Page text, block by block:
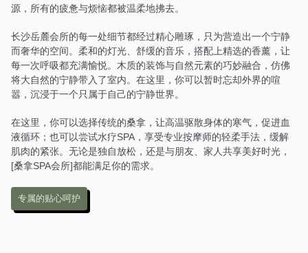
源，所有的疲惫与烦恼都被温柔地拂去。
长沙岳麓会所的每一处细节都经过精心雕琢，只为营造出一个宁静
而奢华的空间。柔和的灯光、舒缓的音乐，搭配上精选的香薰，让
每一次呼吸都充满愉悦。木质的装饰与自然元素的巧妙融合，仿佛
将大自然的宁静带入了室内。在这里，你可以暂时忘却外界的喧
嚣，沉浸于一个只属于自己的宁静世界。
在这里，你可以选择传统的桑拿，让高温驱散身体的寒气，促进血
液循环；也可以尝试水疗SPA，享受专业按摩师的轻柔手法，缓解
肌肉的紧张。无论是独自放松，还是与朋友、家人共享美好时光，
[桑拿SPA会所]都能满足你的需求。
专属的贴心呵护